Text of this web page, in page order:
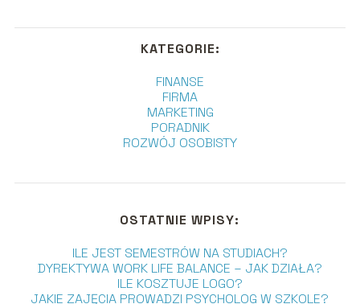
KATEGORIE:
FINANSE
FIRMA
MARKETING
PORADNIK
ROZWÓJ OSOBISTY
OSTATNIE WPISY:
ILE JEST SEMESTRÓW NA STUDIACH?
DYREKTYWA WORK LIFE BALANCE – JAK DZIAŁA?
ILE KOSZTUJE LOGO?
JAKIE ZAJĘCIA PROWADZI PSYCHOLOG W SZKOLE?